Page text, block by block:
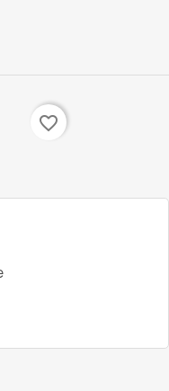
favorite_border